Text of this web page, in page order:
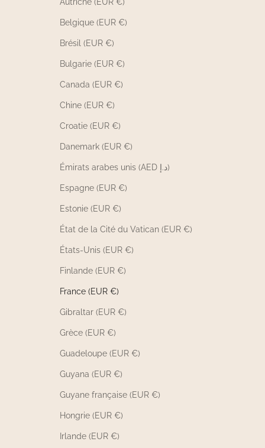
Autriche (EUR €)
Belgique (EUR €)
Brésil (EUR €)
Bulgarie (EUR €)
Canada (EUR €)
Chine (EUR €)
Croatie (EUR €)
Danemark (EUR €)
Émirats arabes unis (AED د.إ)
Espagne (EUR €)
Estonie (EUR €)
État de la Cité du Vatican (EUR €)
États-Unis (EUR €)
Finlande (EUR €)
France (EUR €)
Gibraltar (EUR €)
Grèce (EUR €)
Guadeloupe (EUR €)
Guyana (EUR €)
Guyane française (EUR €)
Hongrie (EUR €)
Irlande (EUR €)